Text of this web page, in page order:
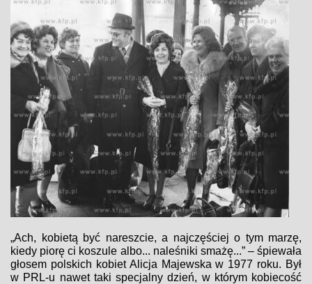
„Ach, kobietą być nareszcie, a najczęściej o tym marzę,
kiedy piorę ci koszule albo... naleśniki smażę...” – śpiewała
głosem polskich kobiet Alicja Majewska w 1977 roku. Był
w PRL-u nawet taki specjalny dzień, w którym kobiecość